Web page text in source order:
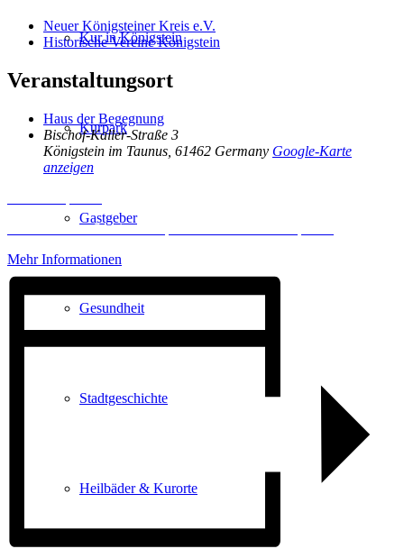
Kur in Königstein
Kurpark
Gastgeber
Gesundheit
Stadtgeschichte
Heilbäder & Kurorte
Neuer Königsteiner Kreis e.V.
Historische Vereine Königstein
Veranstaltungsort
Haus der Begegnung
Bischof-Kaller-Straße 3
Königstein im Taunus 61462 Germany Google-Karte
anzeigen
Erforderlichen Service akzeptieren und Inhalte entsperren
Mehr Informationen